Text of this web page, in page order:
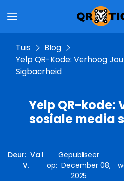
Tuis
Blog
Yelp QR-Kode: Verhoog
Sigbaarheid
Yelp QR-kode:
sosiale media
Deur: Vall
V.
Gepubliseer
op:December 08,
2025